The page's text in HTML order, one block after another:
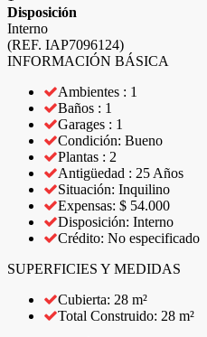
Disposición
Interno
(REF. IAP7096124)
INFORMACIÓN BÁSICA
Ambientes : 1
Baños : 1
Garages : 1
Condición: Bueno
Plantas : 2
Antigüedad : 25 Años
Situación: Inquilino
Expensas: $ 54.000
Disposición: Interno
Crédito: No especificado
SUPERFICIES Y MEDIDAS
Cubierta: 28 m²
Total Construido: 28 m²